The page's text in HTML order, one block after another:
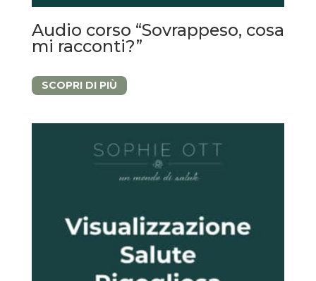
Audio corso “Sovrappeso, cosa
mi racconti?”
SCOPRI DI PIÙ